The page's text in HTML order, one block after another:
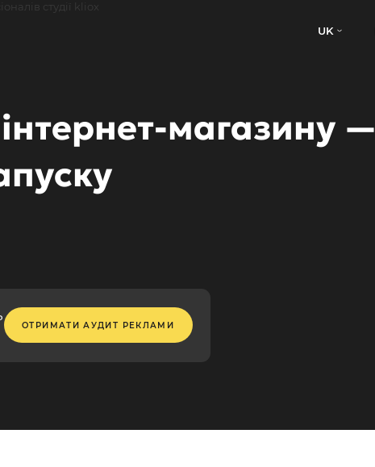
UK
магазину —
ОТРИМАТИ АУДИТ РЕКЛАМИ